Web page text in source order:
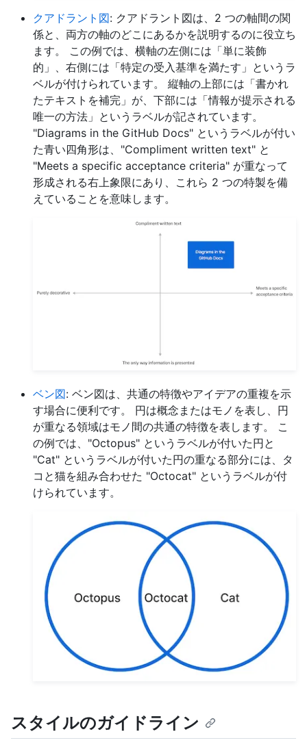
クアドラント図: クアドラント図は、2 つの軸間の関
係と、両方の軸のどこにあるかを説明するのに役立ち
ます。 この例では、横軸の左側には「単に装飾
的」、右側には「特定の受入基準を満たす」というラ
ベルが付けられています。 縦軸の上部には「書かれ
たテキストを補完」が、下部には「情報が提示される
唯一の方法」というラベルが記されています。
"Diagrams in the GitHub Docs" というラベルが付い
た青い四角形は、"Compliment written text" と
"Meets a specific acceptance criteria" が重なって
形成される右上象限にあり、これら 2 つの特製を備
えていることを意味します。
ベン図: ベン図は、共通の特徴やアイデアの重複を示
す場合に便利です。 円は概念またはモノを表し、円
が重なる領域はモノ間の共通の特徴を表します。 こ
の例では、"Octopus" というラベルが付いた円と
"Cat" というラベルが付いた円の重なる部分には、タ
コと猫を組み合わせた "Octocat" というラベルが付
けられています。
スタイルのガイドライン